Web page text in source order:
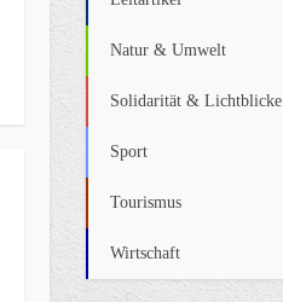
Natur & Umwelt
Solidarität & Lichtblicke
Sport
Tourismus
Wirtschaft